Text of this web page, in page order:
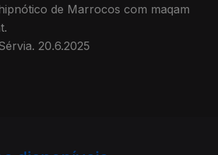
de Marrocos com maqam
20.6.2025